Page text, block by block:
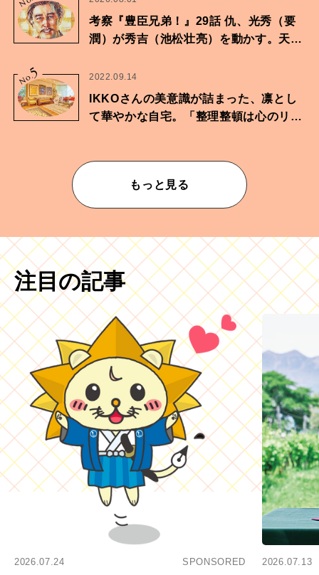
考察『豊臣兄弟！』29話 仇、光秀（要
潤）が秀吉（池松壮亮）を動かす。天下
No.
5 2022.09.14
IKKOさんの美意識が詰まった、凛とし
て華やかな自宅。「整理整頓は心のリズ
もっと見る
注目の記事
2026.07.24 SPONSORED 2026.07.13